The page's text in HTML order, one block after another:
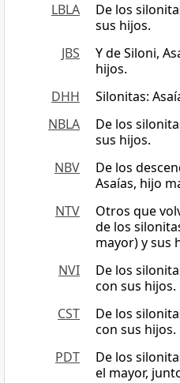
LBLA
De los
sus hijos.
JBS
Y de Siloni,
hijos.
DHH
Silonitas:
NBLA
De los
sus hijos.
NBV
De los
Asaías, hijo
NTV
Otros que
de los
mayor) y sus
NVI
De los
con sus hijos.
CST
De los
con sus hijos.
PDT
De los
el mayor,